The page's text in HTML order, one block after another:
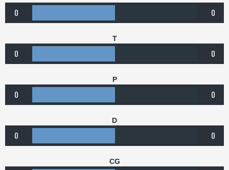
0 0
T
0 0
P
0 0
D
0 0
CG